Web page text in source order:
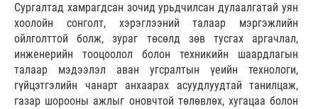
Сургалтад хамрагдсан зочид урьдчилсан дулаалгатай уян
хоолойн сонголт, хэрэглээний талаар мэргэжлийн
ойлголттой болж, зураг төсөлд зөв тусгах аргачлал,
инженерийн тооцоолол болон техникийн шаардлагын
талаар мэдээлэл аван угсралтын үеийн технологи,
гүйцэтгэлийн чанарт анхаарах асуудлуудтай танилцаж,
газар шорооны ажлыг оновчтой төлөвлөх, хугацаа болон